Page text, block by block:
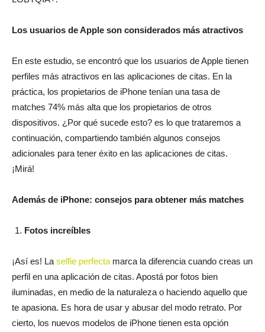
Los usuarios de Apple son considerados más atractivos
En este estudio, se encontró que los usuarios de Apple tienen
perfiles más atractivos en las aplicaciones de citas. En la
práctica, los propietarios de iPhone tenían una tasa de
matches 74% más alta que los propietarios de otros
dispositivos. ¿Por qué sucede esto? es lo que trataremos a
continuación, compartiendo también algunos consejos
adicionales para tener éxito en las aplicaciones de citas.
¡Mirá!
Además de iPhone: consejos para obtener más matches
Fotos increíbles
¡Así es! La selfie perfecta marca la diferencia cuando creas un
perfil en una aplicación de citas. Apostá por fotos bien
iluminadas, en medio de la naturaleza o haciendo aquello que
te apasiona. Es hora de usar y abusar del modo retrato. Por
cierto, los nuevos modelos de iPhone tienen esta opción